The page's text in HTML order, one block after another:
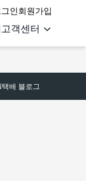
그인회원가입
고객센터
배 블로그